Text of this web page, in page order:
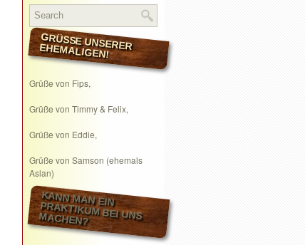
GRÜSSE UNSERER EHEMALIGEN!
Grüße von Fips,
Grüße von Timmy & Felix,
Grüße von Eddie,
Grüße von Samson (ehemals
Aslan)
KANN MAN EIN
PRAKTIKUM BEI UNS MACHEN?